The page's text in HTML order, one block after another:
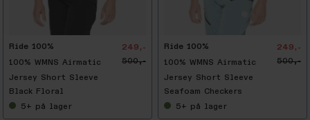
Ride 100%
100% WMNS Airmatic
Jersey Short Sleeve
249,-
500,-
Black Floral
5+ på lager
Ride 100%
100% WMNS Airmatic
Jersey Short Sleeve
249,-
500,-
Seafoam Checkers
5+ på lager